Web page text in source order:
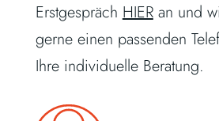
ErstgesprächHIERan und
gerne einen passenden
Ihre individuelle Beratung.